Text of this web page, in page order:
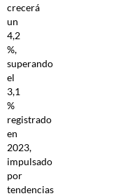
crecerá
un
4,2
%,
superando
el
3,1
%
registrado
en
2023,
impulsado
por
tendencias